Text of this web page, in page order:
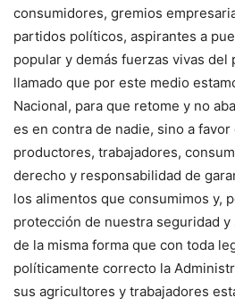
consumidores, gremios
partidos políticos, aspirantes a
popular y demás fuerzas vivas del
llamado que por este medio
Nacional, para que retome y no
es en contra de nadie, sino a
productores, trabajadores,
derecho y responsabilidad de
los alimentos que consumimos y,
protección de nuestra seguridad y
de la misma forma que con toda
políticamente correcto la
sus agricultores y trabajadores